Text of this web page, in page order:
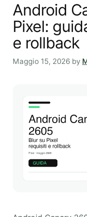
Android
Pixel:
e rollback
Maggio 15, 2026 by